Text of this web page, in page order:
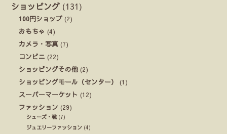
ショッピング (131)
100円ショップ (2)
おもちゃ (4)
カメラ・写真 (7)
コンビニ (22)
ショッピングその他 (2)
ショッピングモール（センター）
(1)
スーパーマーケット (12)
ファッション (29)
シューズ・靴(7)
ジュエリーファッション (4)